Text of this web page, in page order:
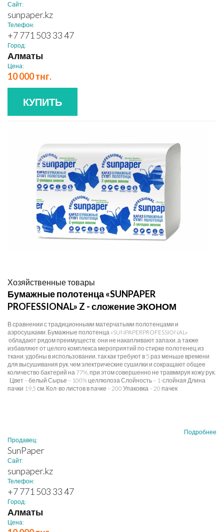
Сайт:
sunpaper.kz
Телефон:
+7 771 503 33 47
Город:
Алматы
Цена:
10 000 тнг.
КУПИТЬ
Хозяйственные товары
Бумажные полотенца «SUNPAPER
PROFESSIONAL» Z - сложение ЭКОНОМ
В сравнении с традиционными матерчатыми полотенцами и
аэросушками, Бумажные полотенца «SUNPAPERPROFESSIONAL»
обладают рядом преимуществ: они не накапливают запахи, а также
избавляют от целого комплекса мероприятий по стирке полотенец из
ткани, удобны в использовании, так как требуют в 5 раз меньше времени
для высушивания рук, чем электрические сушилки и сокращают общее
количество бактерий на 77%, при этом совершенно не травмируя кожу рук.
Цвет – белый Сырье – 100% целлюлоза Слойность – 1-слойная Длина
пачки 19,5 см. Кол-во листов в пачке – 200 Упаковка – 20 пачек
Подробнее
Продавец:
SunPaper
Сайт:
sunpaper.kz
Телефон:
+7 771 503 33 47
Город:
Алматы
Цена: